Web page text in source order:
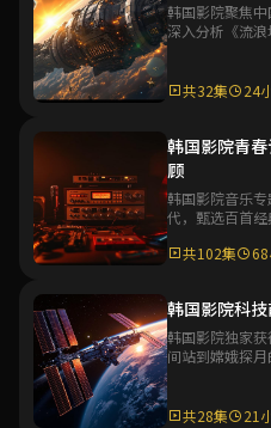
韩国影院华语电影百
韩国影院深度策划华语电影百
数字时代，系统梳理华语电影
品，带你全面了解华语电影文
36小时
进入专题
韩国影院聚焦中
深入分析《流
共32集
24
韩国影院青
顾
韩国影院音乐
代，甄选百首
共102集
韩国影院科
韩国影院独家
间站到嫦娥探
共28集
21